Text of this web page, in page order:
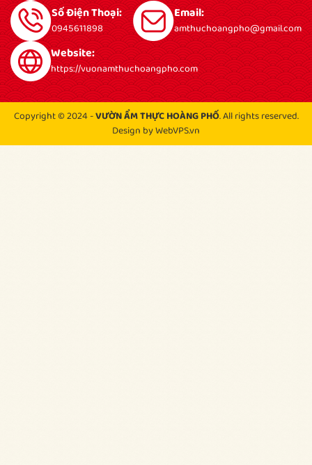
Số Điện Thoại:
0945611898
Email:
amthuchoangpho@gmail.com
Website:
https://vuonamthuchoangpho.com
Copyright © 2024 -VƯỜN ẨM THỰC HOÀNG PHỐ. All rights reserved.
Design by WebVPS.vn